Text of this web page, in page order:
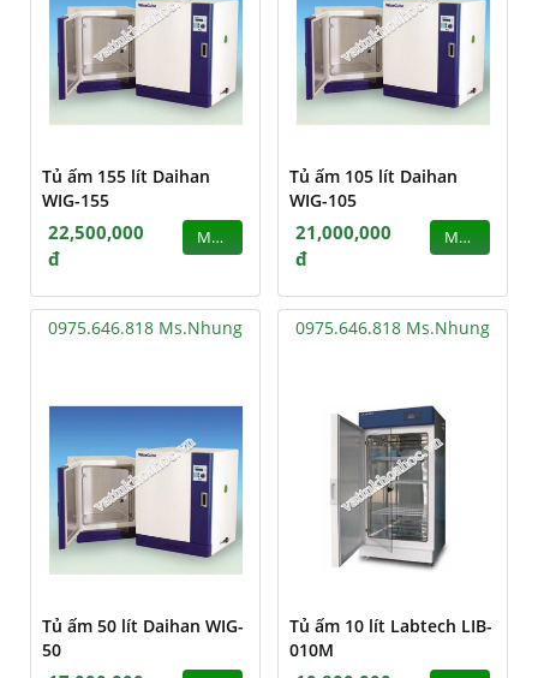
Tủ ấm 155 lít Daihan
WIG-155
22,500,000
đ
MUA
Tủ ấm 105 lít Daihan
WIG-105
21,000,000
đ
MUA
0975.646.818 Ms.Nhung
Tủ ấm 50 lít Daihan WIG-
50
0975.646.818 Ms.Nhung
Tủ ấm 10 lít Labtech LIB-
010M